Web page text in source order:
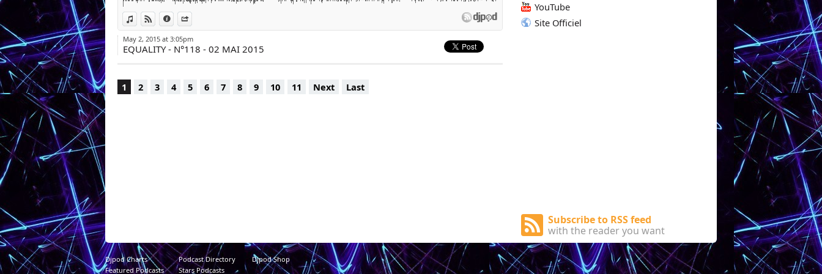
View in iTunes
View on Djpod
Information
May 2, 2015 at 3:05pm
EQUALITY - N°118 - 02 MAI 2015
1 2 3 4 5 6 7 8 9 10 11 Next Last
YouTube
Site Officiel
Subscribe to RSS feed
with the reader you want
Djpod Charts Podcast Directory
Djpod Shop
Featured Podcasts
Stars Podcasts